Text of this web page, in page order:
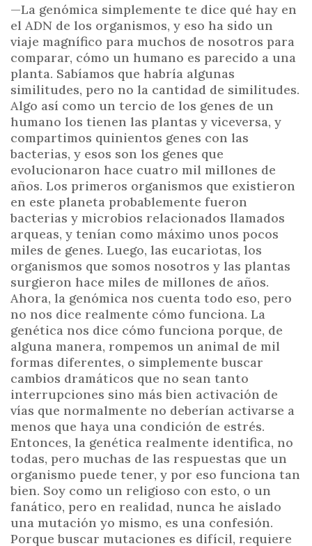
—La genómica simplemente te dice qué hay en
el ADN de los organismos, y eso ha sido un
viaje magnífico para muchos de nosotros para
comparar, cómo un humano es parecido a una
planta. Sabíamos que habría algunas
similitudes, pero no la cantidad de similitudes.
Algo así como un tercio de los genes de un
humano los tienen las plantas y viceversa, y
compartimos quinientos genes con las
bacterias, y esos son los genes que
evolucionaron hace cuatro mil millones de
años. Los primeros organismos que existieron
en este planeta probablemente fueron
bacterias y microbios relacionados llamados
arqueas, y tenían como máximo unos pocos
miles de genes. Luego, las eucariotas, los
organismos que somos nosotros y las plantas
surgieron hace miles de millones de años.
Ahora, la genómica nos cuenta todo eso, pero
no nos dice realmente cómo funciona. La
genética nos dice cómo funciona porque, de
alguna manera, rompemos un animal de mil
formas diferentes, o simplemente buscar
cambios dramáticos que no sean tanto
interrupciones sino más bien activación de
vías que normalmente no deberían activarse a
menos que haya una condición de estrés.
Entonces, la genética realmente identifica, no
todas, pero muchas de las respuestas que un
organismo puede tener, y por eso funciona tan
bien. Soy como un religioso con esto, o un
fanático, pero en realidad, nunca he aislado
una mutación yo mismo, es una confesión.
Porque buscar mutaciones es difícil, requiere